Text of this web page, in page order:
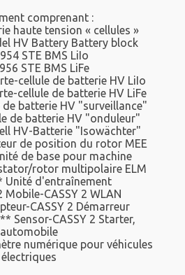
comprenant :
haute tension « cellules »
HV Battery Battery block
STE BMS LiIo
STE BMS LiFe
cellule de batterie HV LiIo
cellule de batterie HV LiFe
batterie HV "surveillance"
de batterie HV "onduleur"
HV-Batterie "Isowächter"
de position du rotor MEE
de base pour machine
rotor multipolaire ELM
Unité d'entraînement
Mobile-CASSY 2 WLAN
CASSY 2 Démarreur
Sensor-CASSY 2 Starter,
automobile
numérique pour véhicules
électriques